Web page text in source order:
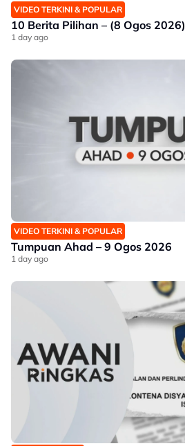
VIDEO TERKINI & POPULAR
10 Berita Pilihan – (8 Ogos 2026)
1 day ago
VIDEO TERKINI & POPULAR
Tumpuan Ahad – 9 Ogos 2026
1 day ago